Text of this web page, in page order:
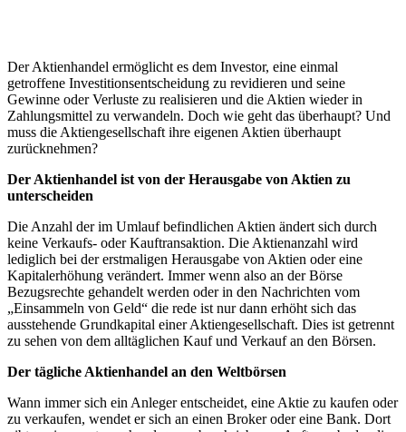
Der Aktienhandel ermöglicht es dem Investor, eine einmal
getroffene Investitionsentscheidung zu revidieren und seine
Gewinne oder Verluste zu realisieren und die Aktien wieder in
Zahlungsmittel zu verwandeln. Doch wie geht das überhaupt? Und
muss die Aktiengesellschaft ihre eigenen Aktien überhaupt
zurücknehmen?
Der Aktienhandel ist von der Herausgabe von Aktien zu
unterscheiden
Die Anzahl der im Umlauf befindlichen Aktien ändert sich durch
keine Verkaufs- oder Kauftransaktion. Die Aktienanzahl wird
lediglich bei der erstmaligen Herausgabe von Aktien oder eine
Kapitalerhöhung verändert. Immer wenn also an der Börse
Bezugsrechte gehandelt werden oder in den Nachrichten vom
„Einsammeln von Geld“ die rede ist nur dann erhöht sich das
ausstehende Grundkapital einer Aktiengesellschaft. Dies ist getrennt
zu sehen von dem alltäglichen Kauf und Verkauf an den Börsen.
Der tägliche Aktienhandel an den Weltbörsen
Wann immer sich ein Anleger entscheidet, eine Aktie zu kaufen oder
zu verkaufen, wendet er sich an einen Broker oder eine Bank. Dort